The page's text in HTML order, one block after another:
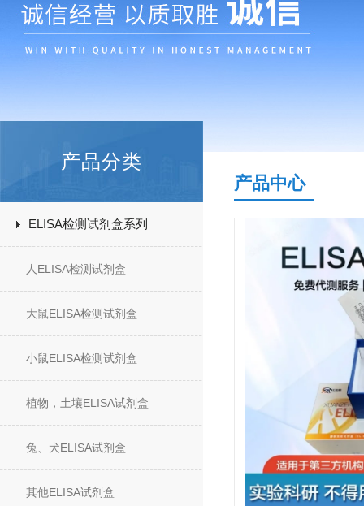
产品分类
ELISA检测试剂盒系列
人ELISA检测试剂盒
大鼠ELISA检测试剂盒
小鼠ELISA检测试剂盒
植物，土壤ELISA试剂盒
兔、犬ELISA试剂盒
其他ELISA试剂盒
产品中心